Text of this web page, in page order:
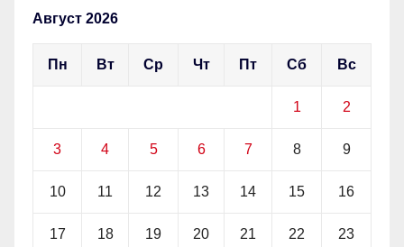
Август 2026
Пн Вт Ср Чт Пт Сб Вс
1 2
3 4 5 6 7 8 9
10 11 12 13 14 15 16
17 18 19 20 21 22 23